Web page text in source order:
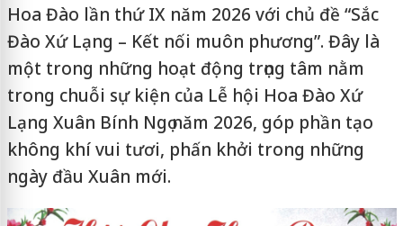
Hoa Đào lần thứ IX năm 2026 với chủ đề “Sắc
Đào Xứ Lạng – Kết nối muôn phương”. Đây là
một trong những hoạt động trọng tâm nằm
trong chuỗi sự kiện của Lễ hội Hoa Đào Xứ
Lạng Xuân Bính Ngọ năm 2026, góp phần tạo
không khí vui tươi, phấn khởi trong những
ngày đầu Xuân mới.